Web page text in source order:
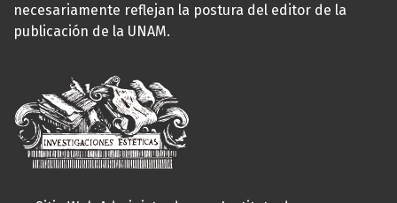
necesariamente reflejan la postura del editor de la
publicación de la UNAM.